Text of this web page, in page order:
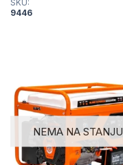
SKU:
9446
NEMA NA STANJU